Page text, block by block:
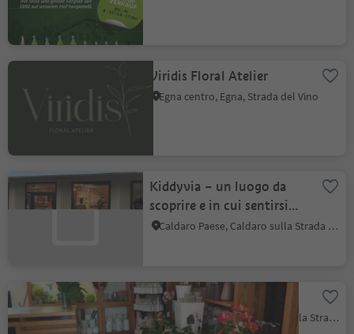
Viridis Floral Atelier
Egna centro, Egna, Strada del Vino
Kiddyvia – un luogo da
scoprire e in cui sentirsi
bene
Caldaro Paese, Caldaro sulla Strada del Vino, Strada del Vino
Fiori Gamberoni
Ganda / Appiano, Appiano sulla Strada del Vino, Strada del Vino